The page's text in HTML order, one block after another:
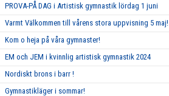
PROVA-PÅ DAG i Artistisk gymnastik lördag 1 juni
Varmt Välkommen till vårens stora uppvisning 5 maj!
Kom o heja på våra gymnaster!
EM och JEM i kvinnlig artistisk gymnastik 2024
Nordiskt brons i barr !
Gymnastikläger i sommar!